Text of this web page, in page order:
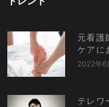
元看護
ケアに
2022年6
テレワ